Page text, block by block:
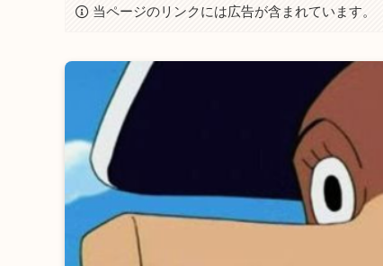
当ページのリンクには広告が含まれています。